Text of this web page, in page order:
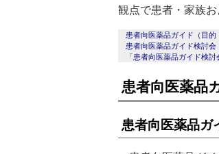
観点で患者・家族
患者向医薬品ガイド（目的
患者向医薬品ガイド検討会
「患者向医薬品ガイド検
患者向医薬品
患者向医薬品ガ